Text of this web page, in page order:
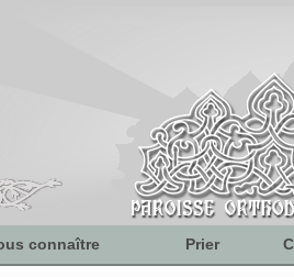
connaître Prier